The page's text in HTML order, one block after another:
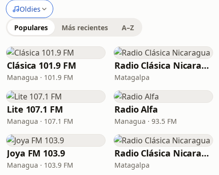
Oldies
Populares Más recientes A–Z
Clásica 101.9 FM
Managua · 101.9 FM
Radio Clásica Nicaragua
Matagalpa
Lite 107.1 FM
Managua · 107.1 FM
Radio Alfa
Managua · 93.5 FM
Joya FM 103.9
Managua · 103.9 FM
Radio Clásica Nicaragua
Matagalpa